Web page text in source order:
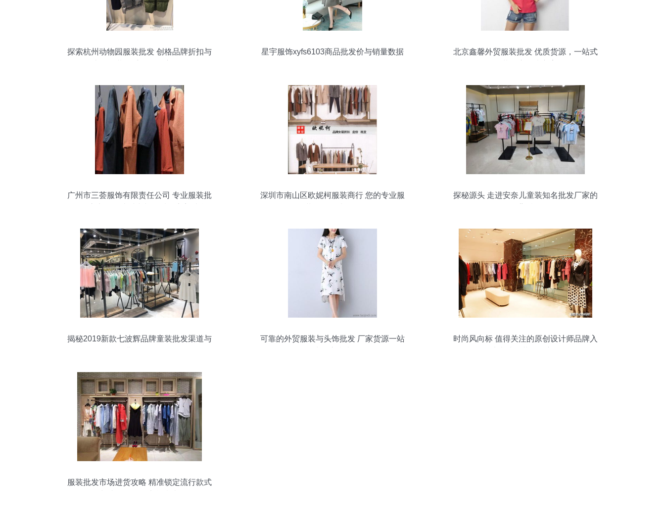
探索杭州动物园服装批发 创格品牌折扣与
星宇服饰xyfs6103商品批发价与销量数据
北京鑫馨外贸服装批发 优质货源，一站式
广州市三荟服饰有限责任公司 专业服装批
深圳市南山区欧妮柯服装商行 您的专业服
探秘源头 走进安奈儿童装知名批发厂家的
揭秘2019新款七波辉品牌童装批发渠道与
可靠的外贸服装与头饰批发 厂家货源一站
时尚风向标 值得关注的原创设计师品牌入
服装批发市场进货攻略 精准锁定流行款式